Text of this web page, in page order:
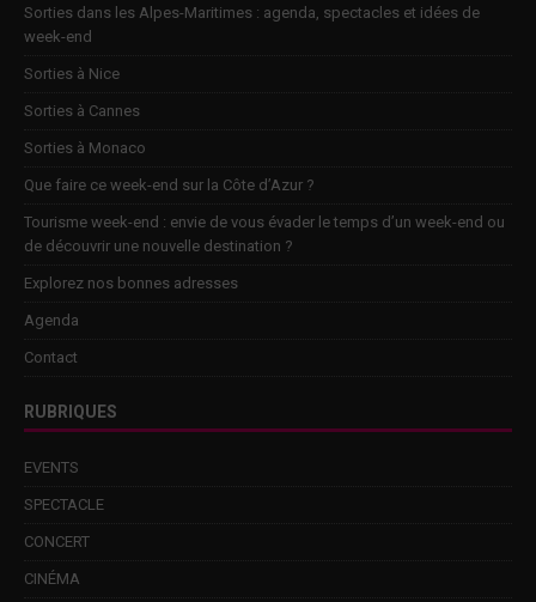
Sorties dans les Alpes-Maritimes : agenda, spectacles et idées de
week-end
Sorties à Nice
Sorties à Cannes
Sorties à Monaco
Que faire ce week-end sur la Côte d’Azur ?
Tourisme week-end : envie de vous évader le temps d’un week-end ou
de découvrir une nouvelle destination ?
Explorez nos bonnes adresses
Agenda
Contact
RUBRIQUES
EVENTS
SPECTACLE
CONCERT
CINÉMA